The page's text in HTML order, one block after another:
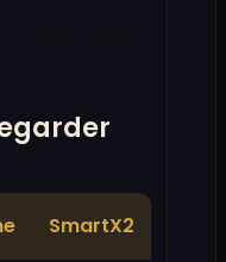
SmartX2